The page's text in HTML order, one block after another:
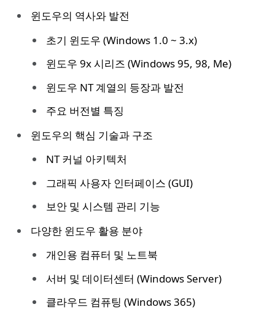
윈도우의 역사와 발전
초기 윈도우 (Windows 1.0 ~ 3.x)
윈도우 9x 시리즈 (Windows 95, 98, Me)
윈도우 NT 계열의 등장과 발전
주요 버전별 특징
윈도우의 핵심 기술과 구조
NT 커널 아키텍처
그래픽 사용자 인터페이스 (GUI)
보안 및 시스템 관리 기능
다양한 윈도우 활용 분야
개인용 컴퓨터 및 노트북
서버 및 데이터센터 (Windows Server)
클라우드 컴퓨팅 (Windows 365)